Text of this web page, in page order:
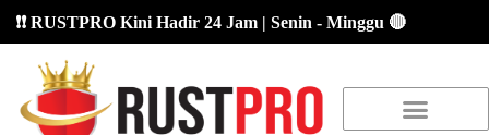
RUSTPRO Kini Hadir 24 Jam | Senin - Minggu 🔴